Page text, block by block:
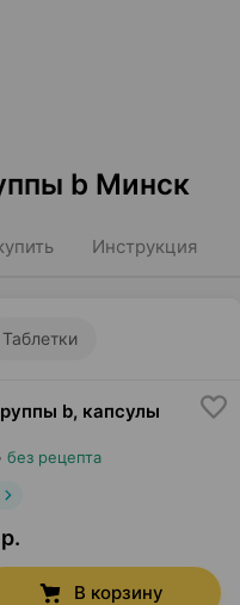
b Минск
Инструкция
Таблетки
b, капсулы
без рецепта
В корзину